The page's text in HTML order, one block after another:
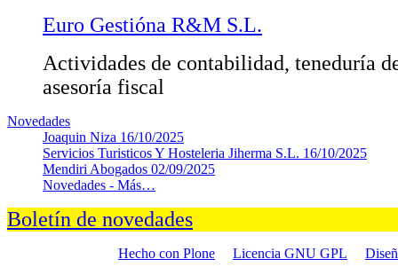
Euro Gestióna R&M S.L.
Actividades de contabilidad, teneduría
asesoría fiscal
Novedades
Joaquin Niza 16/10/2025
Servicios Turisticos Y Hosteleria Jiherma S.L. 16/10/2025
Mendiri Abogados 02/09/2025
Novedades - Más…
Boletín de novedades
Hecho con Plone Licencia GNU GPL